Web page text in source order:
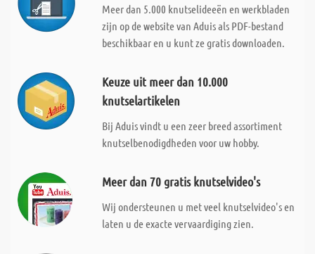
Meer dan 5.000 knutselideeën en werkbladen
zijn op de website van Aduis als PDF-bestand
beschikbaar en u kunt ze gratis downloaden.
Keuze uit meer dan 10.000
knutselartikelen
Bij Aduis vindt u een zeer breed assortiment
knutselbenodigdheden voor uw hobby.
Meer dan 70 gratis knutselvideo's
Wij ondersteunen u met veel knutselvideo's en
laten u de exacte vervaardiging zien.